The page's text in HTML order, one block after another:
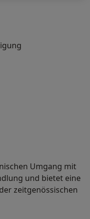
Umgang mit
und bietet eine
zeitgenössischen